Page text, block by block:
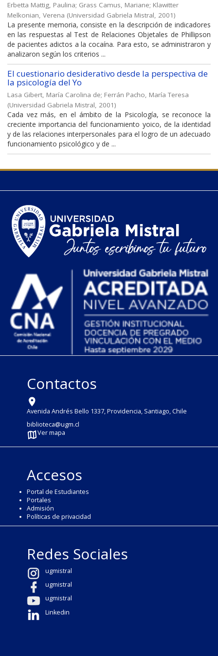
Erbetta Mattig, Paulina; Grass Camus, Mariane; Klawitter
Melkonian, Verena (Universidad Gabriela Mistral, 2001)
La presente memoria, consiste en la descripción de indicadores
en las respuestas al Test de Relaciones Objetales de Phillipson
de pacientes adictos a la cocaína. Para esto, se administraron y
analizaron según los criterios ...
El cuestionario desiderativo desde la perspectiva de
la psicología del Yo
Lasa Gibert, María Carolina de; Ferrán Pacho, María Teresa
(Universidad Gabriela Mistral, 2001)
Cada vez más, en el ámbito de la Psicología, se reconoce la
creciente importancia del funcionamiento yoico, de la identidad
y de las relaciones interpersonales para el logro de un adecuado
funcionamiento psicológico y de ...
Contactos
Avenida Andrés Bello 1337, Providencia, Santiago, Chile
biblioteca@ugm.cl
Ver mapa
Accesos
Portal de Estudiantes
Portales
Admisión
Políticas de privacidad
Redes Sociales
ugmistral
ugmistral
ugmistral
Linkedin